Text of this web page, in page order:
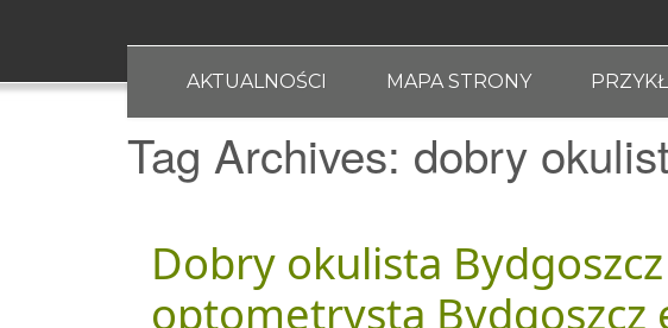
AKTUALNOŚCI MAPA STRONY
Tag Archives: dobry
Dobry okulista
optometrysta Bydgoszcz